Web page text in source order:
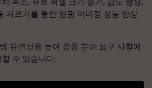
자르기를 통한 형광 이미징 성능 향상
유연성을 높여 응용 분야 요구 사항에
수 있습니다.